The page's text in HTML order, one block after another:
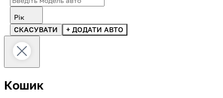
Рік
СКАСУВАТИ
+ ДОДАТИ АВТО
Кошик